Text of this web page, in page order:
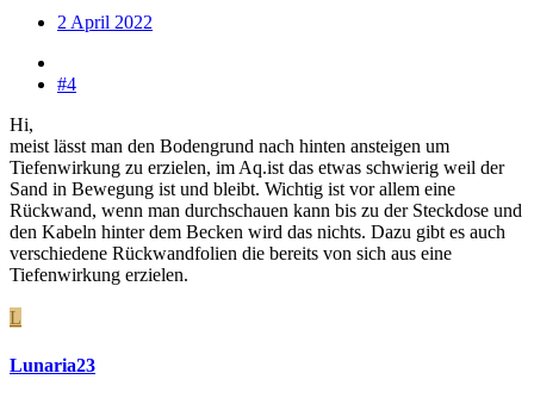
2 April 2022
#4
Hi,
meist lässt man den Bodengrund nach hinten ansteigen um
Tiefenwirkung zu erzielen, im Aq.ist das etwas schwierig weil der
Sand in Bewegung ist und bleibt. Wichtig ist vor allem eine
Rückwand, wenn man durchschauen kann bis zu der Steckdose und
den Kabeln hinter dem Becken wird das nichts. Dazu gibt es auch
verschiedene Rückwandfolien die bereits von sich aus eine
Tiefenwirkung erzielen.
L
Lunaria23